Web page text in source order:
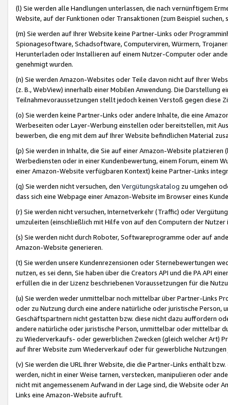
(l) Sie werden alle Handlungen unterlassen, die nach vernünftigem
Website, auf der Funktionen oder Transaktionen (zum Beispiel
(m) Sie werden auf Ihrer Website keine Partner-Links oder
Spionagesoftware, Schadsoftware, Computerviren, Würmern,
Herunterladen oder Installieren auf einem Nutzer-Computer oder
genehmigt wurden.
(n) Sie werden Amazon-Websites oder Teile davon nicht auf Ihrer
(z. B., WebView) innerhalb einer Mobilen Anwendung. Die Darstellung
Teilnahmevoraussetzungen stellt jedoch keinen Verstoß gegen diese
(o) Sie werden keine Partner-Links oder andere Inhalte, die eine
Werbeseiten oder Layer-Werbung einstellen oder bereitstellen, mit
bewerben, die eng mit dem auf Ihrer Website befindlichen Material
(p) Sie werden in Inhalte, die Sie auf einer Amazon-Website
Werbediensten oder in einer Kundenbewertung, einem Forum, einem
einer Amazon-Website verfügbaren Kontext) keine Partner-Links
(q) Sie werden nicht versuchen, den Vergütungskatalog zu umgehen
dass sich eine Webpage einer Amazon-Website im Browser eines
(r) Sie werden nicht versuchen, Internetverkehr (Traffic) oder
umzuleiten (einschließlich mit Hilfe von auf den Computern der
(s) Sie werden nicht durch Roboter, Softwareprogramme oder auf
Amazon-Website generieren.
(t) Sie werden unsere Kundenrezensionen oder Sternebewertungen
nutzen, es sei denn, Sie haben über die Creators API und die PA API
erfüllen die in der Lizenz beschriebenen Voraussetzungen für die
(u) Sie werden weder unmittelbar noch mittelbar über Partner-Links
oder zu Nutzung durch eine andere natürliche oder juristische
Geschäftspartnern nicht gestatten bzw. diese nicht dazu auffordern
andere natürliche oder juristische Person, unmittelbar oder mittelbar
zu Wiederverkaufs- oder gewerblichen Zwecken (gleich welcher Art)
auf Ihrer Website zum Wiederverkauf oder für gewerbliche
(v) Sie werden die URL Ihrer Website, die die Partner-Links enthält
werden, nicht in einer Weise tarnen, verstecken, manipulieren oder
nicht mit angemessenem Aufwand in der Lage sind, die Website oder
Links eine Amazon-Website aufruft.